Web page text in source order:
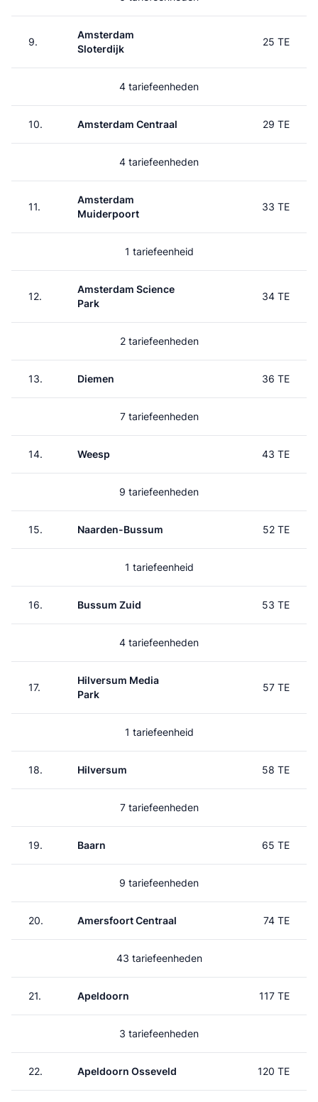
9.
Amsterdam
Sloterdijk
25 TE
4 tariefeenheden
10. Amsterdam Centraal 29 TE
4 tariefeenheden
11.
Amsterdam
Muiderpoort
33 TE
1 tariefeenheid
12.
Amsterdam Science
Park
34 TE
2 tariefeenheden
13. Diemen 36 TE
7 tariefeenheden
14. Weesp 43 TE
9 tariefeenheden
15. Naarden-Bussum 52 TE
1 tariefeenheid
16. Bussum Zuid 53 TE
4 tariefeenheden
17.
Hilversum Media
Park
57 TE
1 tariefeenheid
18. Hilversum 58 TE
7 tariefeenheden
19. Baarn 65 TE
9 tariefeenheden
20. Amersfoort Centraal 74 TE
43 tariefeenheden
21. Apeldoorn 117 TE
3 tariefeenheden
22. Apeldoorn Osseveld 120 TE